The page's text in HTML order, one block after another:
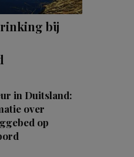
bij
in Duitsland:
over
op